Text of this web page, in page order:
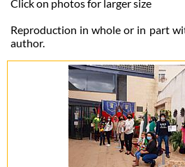
Click on photos for larger size
Reproduction in whole or in part
author.